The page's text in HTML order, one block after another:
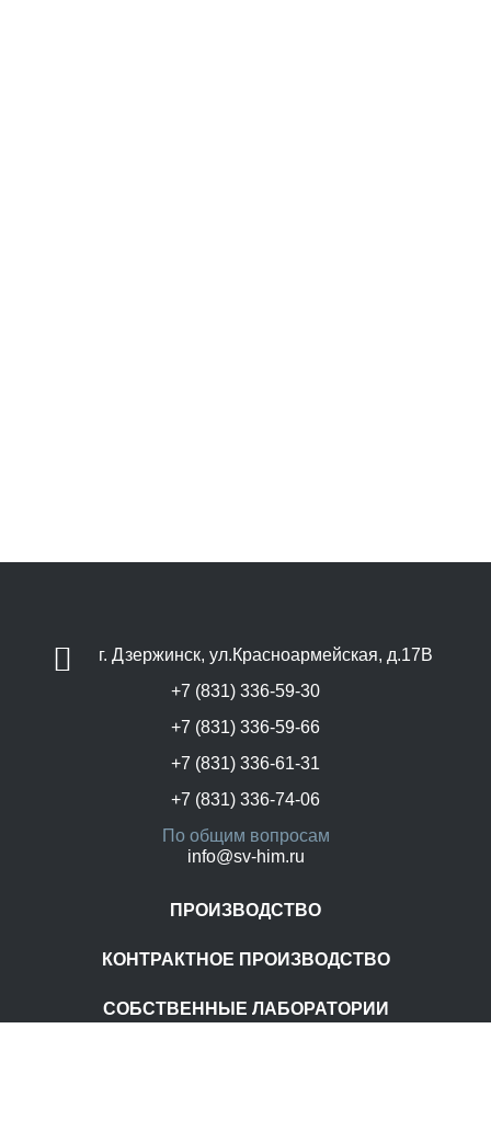
г. Дзержинск, ул.Красноармейская, д.17В
+7 (831) 336-59-30
+7 (831) 336-59-66
+7 (831) 336-61-31
+7 (831) 336-74-06
По общим вопросам
info@sv-him.ru
ПРОИЗВОДСТВО
КОНТРАКТНОЕ ПРОИЗВОДСТВО
СОБСТВЕННЫЕ ЛАБОРАТОРИИ